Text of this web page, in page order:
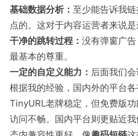
基础数据分析： 至少能告诉我
点的。这对于内容运营者来说是
干净的跳转过程： 没有弹窗广
最基本的尊重。
一定的自定义能力： 后面我们会
根据我的经验，国内外的平台各
TinyURL老牌稳定，但免费版
访问不畅。国内平台则更贴近